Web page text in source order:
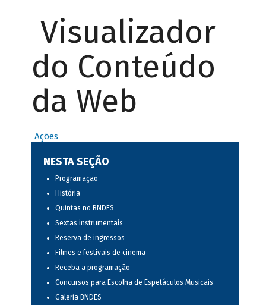
Visualizador
do Conteúdo
da Web
Ações
NESTA SEÇÃO
Programação
História
Quintas no BNDES
Sextas instrumentais
Reserva de ingressos
Filmes e festivais de cinema
Receba a programação
Concursos para Escolha de Espetáculos Musicais
Galeria BNDES